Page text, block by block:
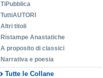
TiPubblica
TuttiAUTORI
Altri titoli
Ristampe Anastatiche
A proposito di classici
Narrativa e poesia
Tutte le Collane